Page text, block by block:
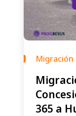
Migración
365 a